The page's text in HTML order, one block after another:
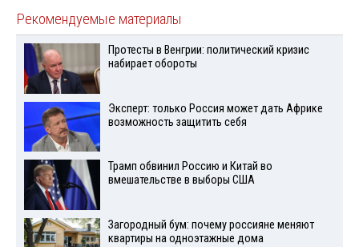
Рекомендуемые материалы
Протесты в Венгрии: политический кризис
набирает обороты
Эксперт: только Россия может дать Африке
возможность защитить себя
Трамп обвинил Россию и Китай во
вмешательстве в выборы США
Загородный бум: почему россияне меняют
квартиры на одноэтажные дома